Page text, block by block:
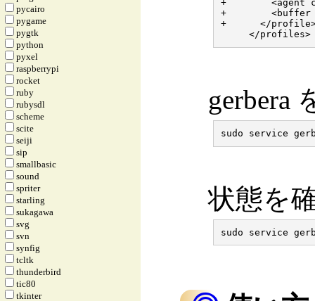
+        <agent
+        <buffer
+      </
     </profiles>
gerbera
状態を
pycairo
pygame
pygtk
python
pyxel
raspberrypi
rocket
ruby
rubysdl
scheme
scite
seiji
sip
smallbasic
sound
spriter
starling
sukagawa
svg
svn
synfig
tcltk
thunderbird
tic80
tkinter